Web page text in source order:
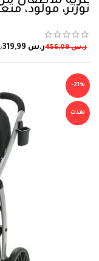
نورتر، مولود،
ر.س456,09 ر.س
-21%
نفذت